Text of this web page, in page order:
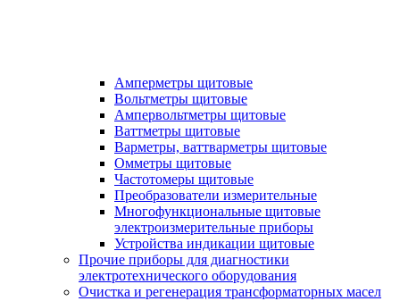
Амперметры щитовые
Вольтметры щитовые
Ампервольтметры щитовые
Ваттметры щитовые
Варметры, ваттварметры щитовые
Омметры щитовые
Частотомеры щитовые
Преобразователи измерительные
Многофункциональные щитовые
электроизмерительные приборы
Устройства индикации щитовые
Прочие приборы для диагностики
электротехнического оборудования
Очистка и регенерация трансформаторных масел